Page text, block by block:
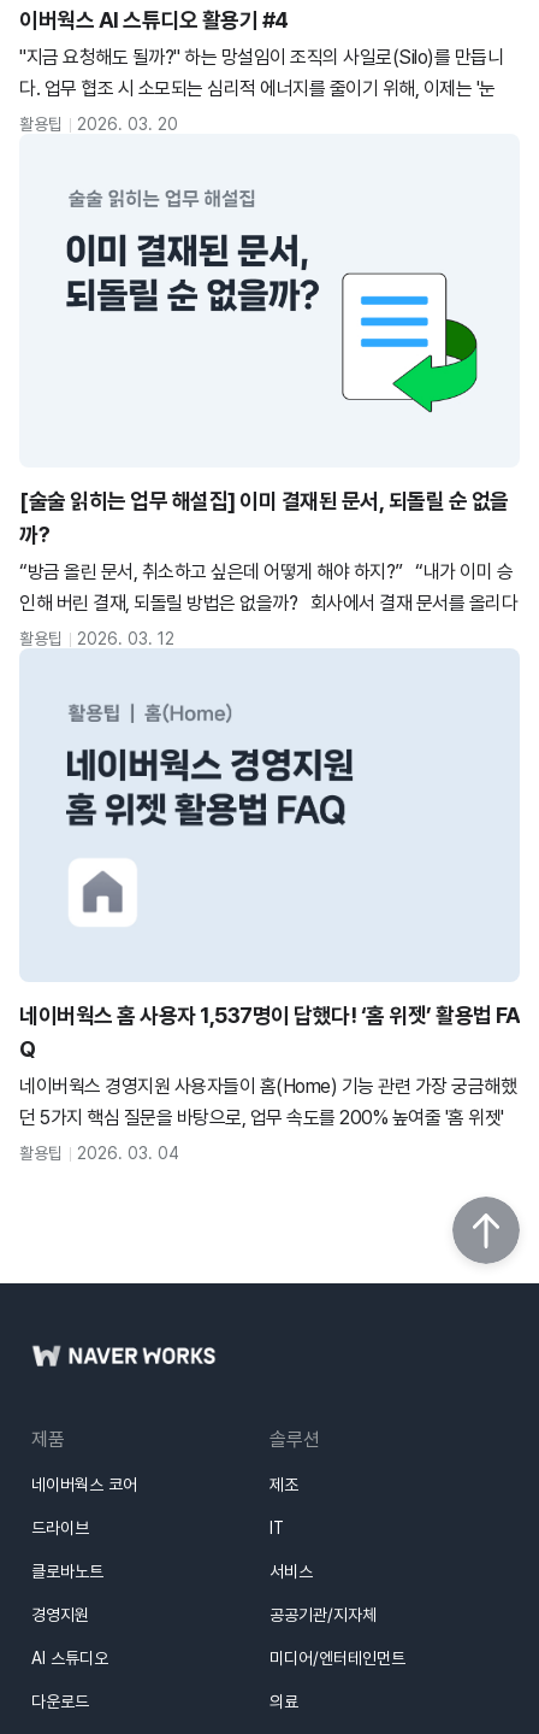
이버웍스 AI 스튜디오 활용기 #4
"지금 요청해도 될까?" 하는 망설임이 조직의 사일로(Silo)를 만듭니
다. 업무 협조 시 소모되는 심리적 에너지를 줄이기 위해, 이제는 '눈
치'가 아닌 '데이터' 기반의 커뮤니케이션이 필요합니다. 네이버웍스의
활용팁 2026. 03. 20
[술술 읽히는 업무 해설집] 이미 결재된 문서, 되돌릴 순 없을
까?
“방금 올린 문서, 취소하고 싶은데 어떻게 해야 하지?” “내가 이미 승
인해 버린 결재, 되돌릴 방법은 없을까? 회사에서 결재 문서를 올리다
보면 한 번쯤 이런 상황이 발생하죠. 술술 읽히는 업무 해설집, 이번 에
쳐볼까요? 체크 포인트 1. 잘못 올린 결재 문서, 어떻게 취소하나요?
업무를 하다 보면 실수로 잘못된 결재 문서를 올리는 경우가 발생하죠.
다행히 결재 진행 상태마다 취소할 방법이 있습니다. 1-1)
활용팁 2026. 03. 12
네이버웍스 홈 사용자 1,537명이 답했다! ‘홈 위젯’ 활용법 FA
Q
네이버웍스 경영지원 사용자들이 홈(Home) 기능 관련 가장 궁금해했
던 5가지 핵심 질문을 바탕으로, 업무 속도를 200% 높여줄 '홈 위젯'
활용 꿀팁을 정리해 드립니다.
활용팁 2026. 03. 04
제품
네이버웍스 코어
드라이브
클로바노트
경영지원
AI 스튜디오
다운로드
솔루션
제조
IT
서비스
공공기관/지자체
미디어/엔터테인먼트
의료